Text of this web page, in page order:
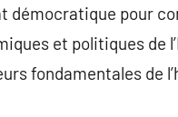
démocratique pour
et politiques de
fondamentales de